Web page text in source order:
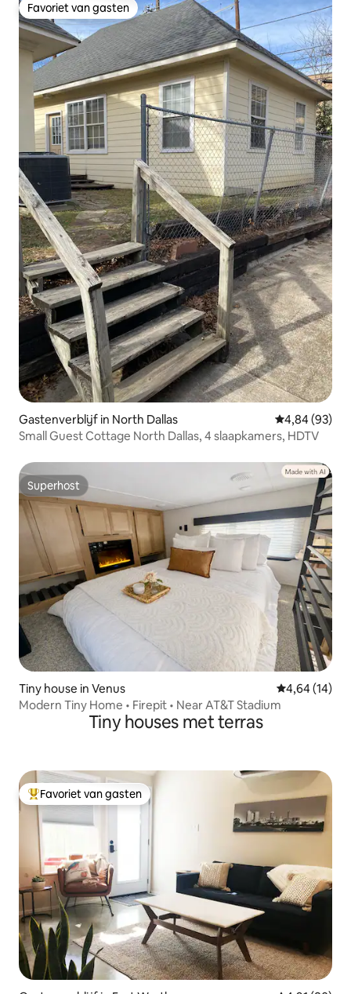
Favoriet van gasten
Favoriet van gasten
Gastenverblijf in North Dallas Gemiddelde
4,84 (93)
Small Guest Cottage North Dallas, 4 slaapkamers, HDTV
Superhost
Superhost
Tiny house in Venus Gemiddelde
4,64 (14)
Modern Tiny Home • Firepit • Near AT&T Stadium
Tiny houses met terras
Topfavoriet van gasten
Favoriet van gasten